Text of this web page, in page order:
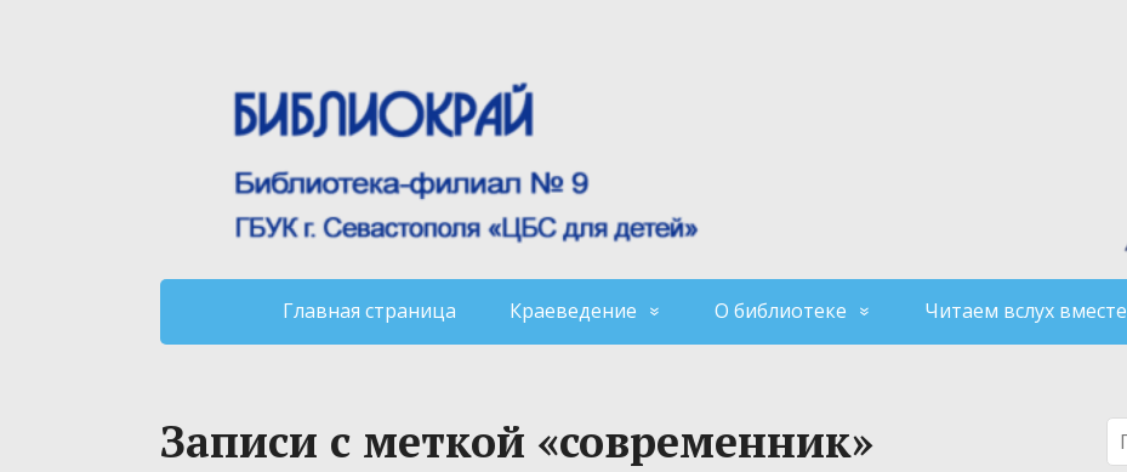
Главная страница Краеведение О библиотеке Читаем вслух вместе
Записи с меткой «современник»